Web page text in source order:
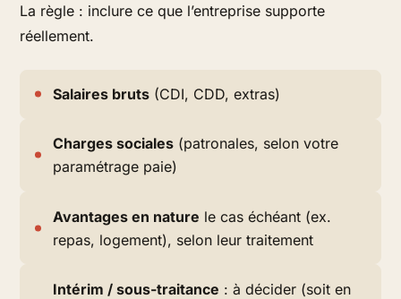
La règle : inclure ce que l’entreprise supporte
réellement.
Salaires bruts (CDI, CDD, extras)
Charges sociales (patronales, selon votre
paramétrage paie)
Avantages en nature le cas échéant (ex.
repas, logement), selon leur traitement
Intérim / sous-traitance : à décider (soit en